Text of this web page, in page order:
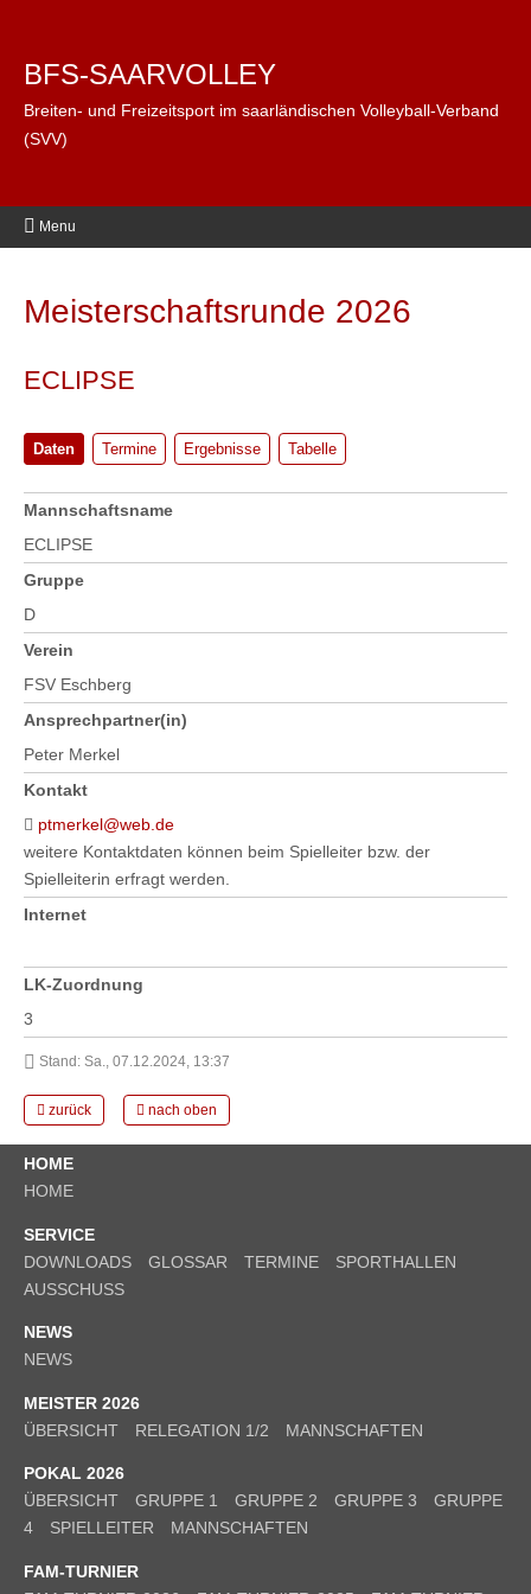
BFS-SAARVOLLEY
Breiten- und Freizeitsport im saarländischen Volleyball-Verband
(SVV)
Menu
Meisterschaftsrunde 2026
ECLIPSE
Daten Termine Ergebnisse Tabelle
Mannschaftsname
ECLIPSE
Gruppe
D
Verein
FSV Eschberg
Ansprechpartner(in)
Peter Merkel
Kontakt
ptmerkel@web.de
weitere Kontaktdaten können beim Spielleiter bzw. der
Spielleiterin erfragt werden.
Internet
LK-Zuordnung
3
Stand: Sa., 07.12.2024, 13:37
zurück nach oben
HOME
HOME
SERVICE
DOWNLOADS
GLOSSAR TERMINE
SPORTHALLEN
AUSSCHUSS
NEWS
NEWS
MEISTER 2026
ÜBERSICHT
RELEGATION 1/2 MANNSCHAFTEN
POKAL 2026
ÜBERSICHT
GRUPPE 1 GRUPPE 2 GRUPPE 3
GRUPPE
4
SPIELLEITER MANNSCHAFTEN
FAM-TURNIER